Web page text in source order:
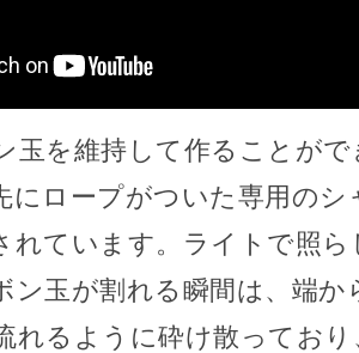
玉を維持して作ることが
にロープがついた専用のシ
れています。ライトで照
ン玉が割れる瞬間は、端か
れるように砕け散ってお